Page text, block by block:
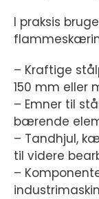
I praksis
– Kraftige
150 mm eller
– Emner til
bærende
– Tandhjul,
til videre
–